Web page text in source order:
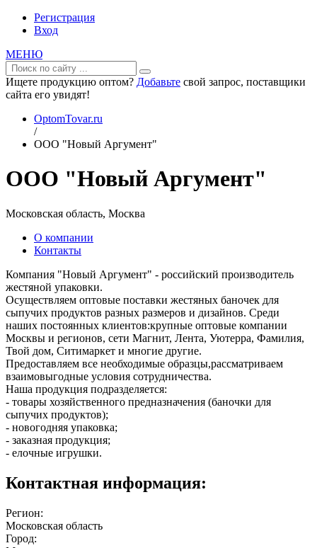
Регистрация
Вход
МЕНЮ
Ищете продукцию оптом? Добавьте свой запрос, поставщики
сайта его увидят!
OptomTovar.ru
/
ООО "Новый Аргумент"
ООО "Новый Аргумент"
Московская область, Москва
О компании
Контакты
Компания "Новый Аргумент" - российский производитель
жестяной упаковки.
Осуществляем оптовые поставки жестяных баночек для
сыпучих продуктов разных размеров и дизайнов. Среди
наших постоянных клиентов:крупные оптовые компании
Москвы и регионов, сети Магнит, Лента, Уютерра, Фамилия,
Твой дом, Ситимаркет и многие другие.
Предоставляем все необходимые образцы,рассматриваем
взаимовыгодные условия сотрудничества.
Наша продукция подразделяется:
- товары хозяйственного предназначения (баночки для
сыпучих продуктов);
- новогодняя упаковка;
- заказная продукция;
- елочные игрушки.
Контактная информация:
Регион:
Московская область
Город: